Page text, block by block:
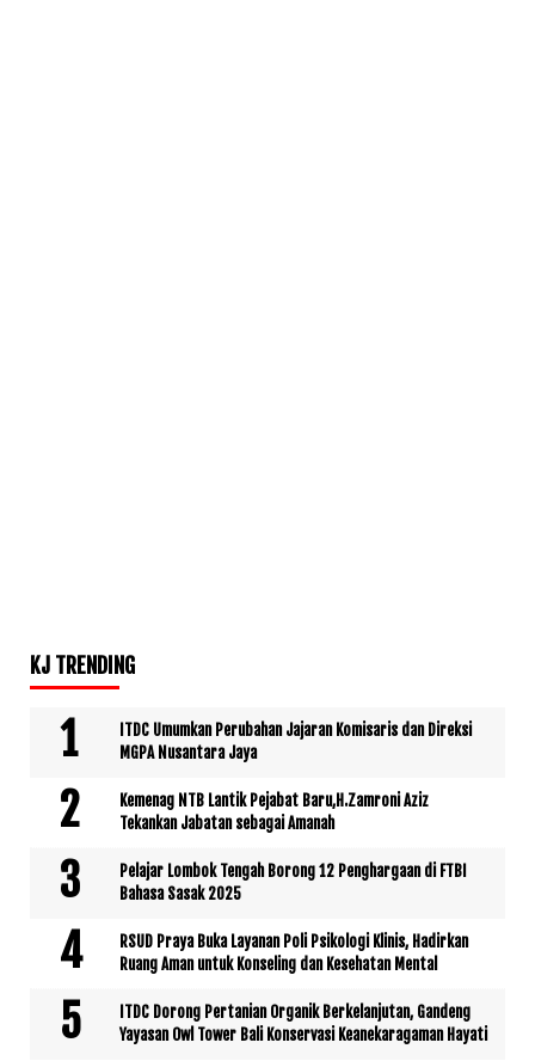
KJ TRENDING
ITDC Umumkan Perubahan Jajaran Komisaris dan Direksi
MGPA Nusantara Jaya
Kemenag NTB Lantik Pejabat Baru,H.Zamroni Aziz
Tekankan Jabatan sebagai Amanah
Pelajar Lombok Tengah Borong 12 Penghargaan di FTBI
Bahasa Sasak 2025
RSUD Praya Buka Layanan Poli Psikologi Klinis, Hadirkan
Ruang Aman untuk Konseling dan Kesehatan Mental
ITDC Dorong Pertanian Organik Berkelanjutan, Gandeng
Yayasan Owl Tower Bali Konservasi Keanekaragaman Hayati